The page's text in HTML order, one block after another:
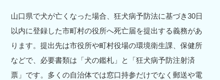
山口県で犬が亡くなった場合、狂犬病予防法に基づき30日
以内に登録した市町村の役所へ死亡届を提出する義務があ
ります。提出先は市役所や町村役場の環境衛生課、保健所
などで、必要書類は「犬の鑑札」と「狂犬病予防注射済
票」です。多くの自治体では窓口持参だけでなく郵送や電